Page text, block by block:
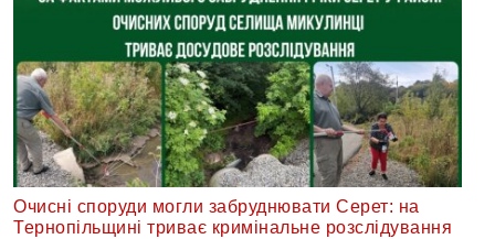
Очисні споруди могли забруднювати Серет: на
Тернопільщині триває кримінальне розслідування